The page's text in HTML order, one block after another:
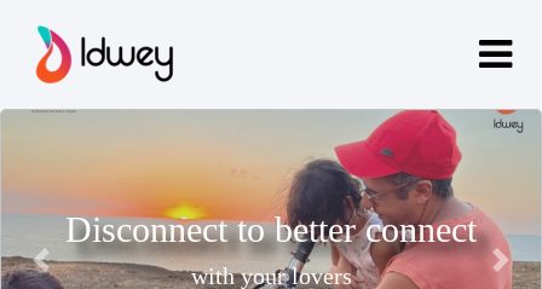
Disconnect to better connect
with your lovers
Previous Next